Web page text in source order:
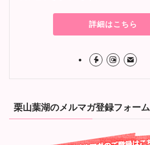
詳細はこちら
栗山葉湖のメルマガ登録フォーム